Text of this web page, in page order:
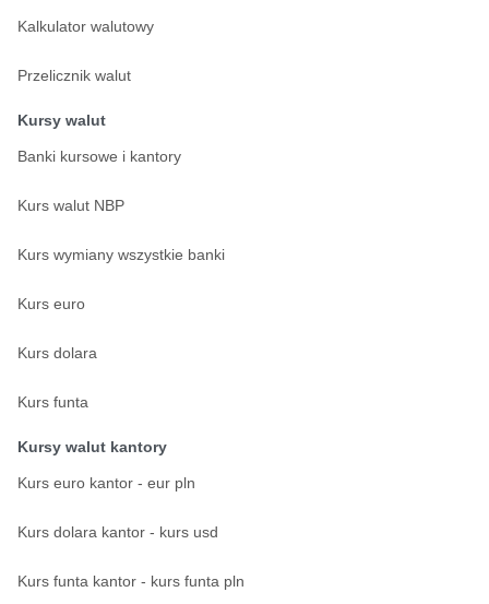
Kalkulator walutowy
Przelicznik walut
Kursy walut
Banki kursowe i kantory
Kurs walut NBP
Kurs wymiany wszystkie banki
Kurs euro
Kurs dolara
Kurs funta
Kursy walut kantory
Kurs euro kantor - eur pln
Kurs dolara kantor - kurs usd
Kurs funta kantor - kurs funta pln